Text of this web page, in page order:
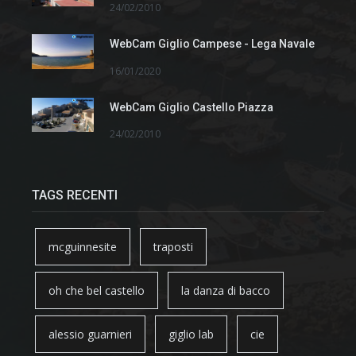
24/02/2010
WebCam Giglio Campese - Lega Navale
16/01/2020
WebCam Giglio Castello Piazza
24/02/2010
TAGS RECENTI
mcguinnesite traposti
oh che bel castello la danza di bacco
alessio guarnieri giglio lab cie